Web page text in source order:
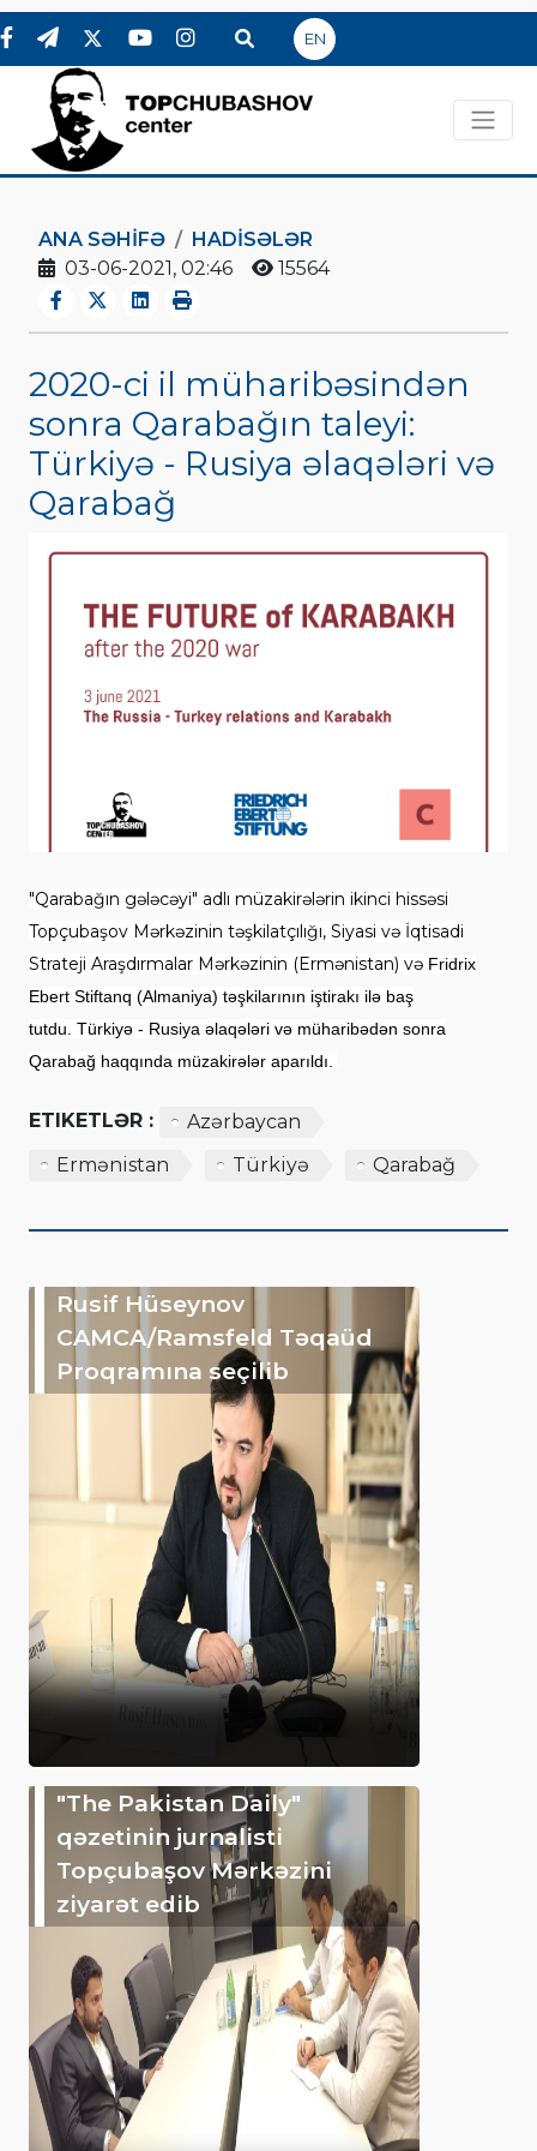
EN
ANA SƏHIFƏ
HADİSƏLƏR
03-06-2021, 02:46
15564
2020-ci il müharibəsindən
sonra Qarabağın taleyi:
Türkiyə - Rusiya əlaqələri və
Qarabağ
"Qarabağın gələcəyi" adlı müzakirələrin ikinci hissəsi
Topçubaşov Mərkəzinin təşkilatçılığı, Siyasi və İqtisadi
Strateji Araşdırmalar Mərkəzinin (Ermənistan) və Fridrix
Ebert Stiftanq (Almaniya) təşkilarının iştirakı ilə baş
tutdu. Türkiyə - Rusiya əlaqələri və müharibədən sonra
Qarabağ haqqında müzakirələr aparıldı.
ETIKETLƏR :
Azərbaycan
Ermənistan
Türkiyə Qarabağ
Rusif Hüseynov
CAMCA/Ramsfeld Təqaüd
Proqramına seçilib
"The Pakistan Daily"
qəzetinin jurnalisti
Topçubaşov Mərkəzini
ziyarət edib